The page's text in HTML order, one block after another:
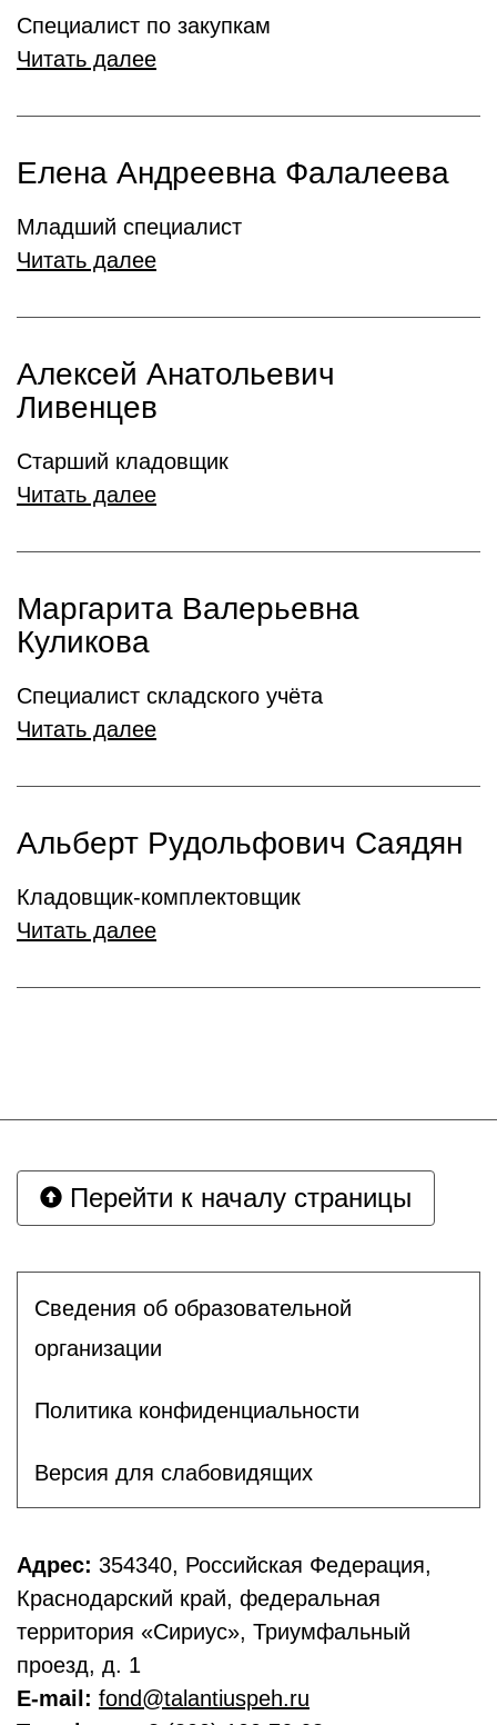
Специалист по закупкам
Читать далее
Елена Андреевна Фалалеева
Младший специалист
Читать далее
Алексей Анатольевич
Ливенцев
Старший кладовщик
Читать далее
Маргарита Валерьевна
Куликова
Специалист складского учёта
Читать далее
Альберт Рудольфович Саядян
Кладовщик-комплектовщик
Читать далее
Перейти к началу страницы
Сведения об образовательной
организации
Политика конфиденциальности
Версия для слабовидящих
Адрес: 354340, Российская Федерация,
Краснодарский край, федеральная
территория «Сириус», Триумфальный
проезд, д. 1
E-mail: fond@talantiuspeh.ru